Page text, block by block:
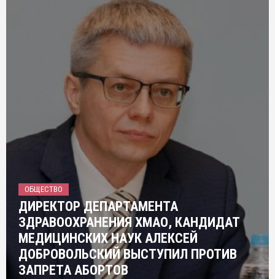
ОБЩЕСТВО
ДИРЕКТОР ДЕПАРТАМЕНТА
ЗДРАВООХРАНЕНИЯ ХМАО, КАНДИДАТ
МЕДИЦИНСКИХ НАУК АЛЕКСЕЙ
ДОБРОВОЛЬСКИЙ ВЫСТУПИЛ ПРОТИВ
ЗАПРЕТА АБОРТОВ